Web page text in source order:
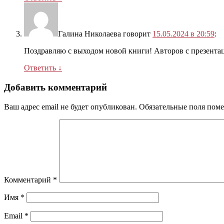
Галина Николаева говорит 15.05.2024 в 20:59:
Поздравляю с выходом новой книги! Авторов с
Ответить ↓
Добавить комментарий
Ваш адрес email не будет опубликован. Обязательные поля
Комментарий *
Имя *
Email *